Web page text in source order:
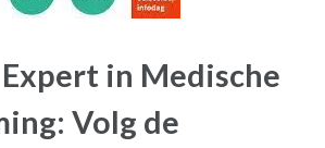
in Medische
Volg de